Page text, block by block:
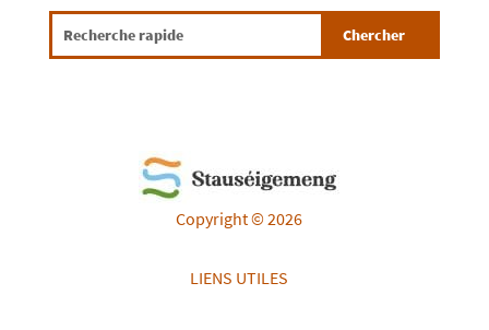
Copyright © 2026
LIENS UTILES